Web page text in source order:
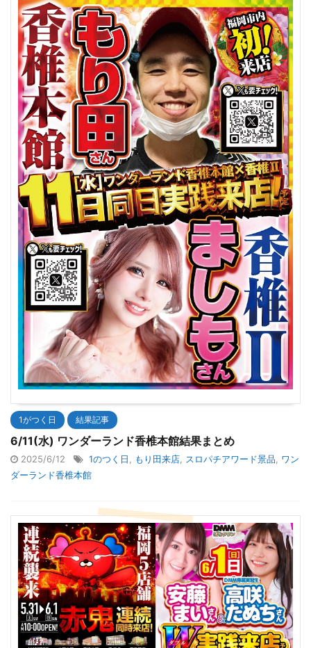
1がつく日 結果記事
6/11(水) ワンダーランド香椎本館結果まとめ
2025/6/12 1のつく日 もり田来店 スロパチアワード景品
ワン
ダーランド香椎本館